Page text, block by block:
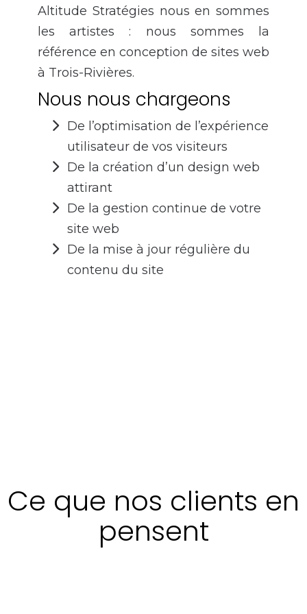
Altitude Stratégies nous en sommes
les artistes : nous sommes la
référence en conception de sites web
à Trois-Rivières.
Nous nous chargeons
De l’optimisation de l’expérience
utilisateur de vos visiteurs
De la création d’un design web
attirant
De la gestion continue de votre
site web
De la mise à jour régulière du
contenu du site
Ce que nos clients en
pensent